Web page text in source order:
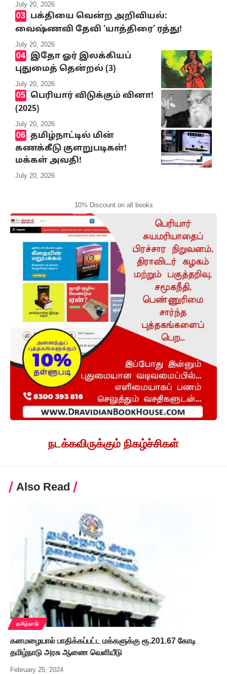
July 20, 2026
பக்தியை வென்ற அறிவியல்:
வைஷ்ணவி தேவி ‘யாத்திரை’ ரத்து!
July 20, 2026
இதோ ஓர் இலக்கியப்
புதுமைத் தென்றல் (3)
July 20, 2026
பெரியார் விடுக்கும் வினா!
(2025)
July 20, 2026
தமிழ்நாட்டில் மின்
கணக்கீடு குளறுபடிகள்!
மக்கள் அவதி!
July 20, 2026
10% Discount on all books
நடக்கவிருக்கும் நிகழ்ச்சிகள்
Also Read
தமிழ்நாடு
கனமழையால் பாதிக்கப்பட்ட மக்களுக்கு ரூ.201.67 கோடி
தமிழ்நாடு அரசு ஆணை வெளியீடு
February 25, 2024